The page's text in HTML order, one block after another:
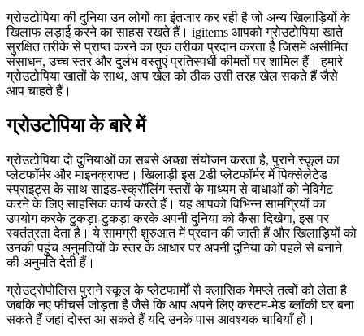
ग्रोउटोपिया की दुनिया उन लोगों का इंतजार कर रही है जो अन्य खिलाड़ियों के
खिलाफ लड़ाई करने का साहस रखते हैं। igitems आपको ग्रोउटोपिया खाते
सुरक्षित तरीके से प्राप्त करने का एक तरीका प्रदान करता है जिसमें असीमित
संसाधन, उच्च स्तर और दुर्लभ वस्तुएं प्रतिस्पर्धी कीमतों पर शामिल हैं। हमारे
ग्रोउटोपिया खातों के साथ, आप खेल को ठीक उसी तरह खेल सकते हैं जैसे
आप चाहते हैं।
ग्रोउटोपिया के बारे में
ग्रोउटोपिया दो दुनियाओं का सबसे अच्छा संयोजन करता है, पुराने स्कूल का
प्लेटफॉर्मर और माइनक्राफ्ट। खिलाड़ी इस 2डी प्लेटफॉर्मर में पिक्सेलेटेड
स्प्राइट्स के साथ साइड-स्क्रॉलिंग स्तरों के माध्यम से बाधाओं को नेविगेट
करने के लिए साहसिक कार्य करते हैं। यह आपको विभिन्न सामग्रियों का
उपयोग करके टुकड़ा-टुकड़ा करके अपनी दुनिया को कैसा दिखेगा, इस पर
स्वतंत्रता देता है। ये सामग्री शुरुआत में प्रदान की जाती हैं और खिलाड़ियों को
उनकी पहुंच अनुमतियों के स्तर के आधार पर अपनी दुनिया को पहले से बनाने
की अनुमति देती हैं।
ग्रोउट्रोपोलिस पुराने स्कूल के प्लेटफार्मों से क्लासिक गेमप्ले तत्वों को लेता है
जबकि नए फीचर्स जोड़ता है जैसे कि आप अपने लिए कस्टम-मेड ब्लॉकी घर बना
सकते हैं जहां दोस्त आ सकते हैं यदि उनके पास आवश्यक चाबियाँ हों।